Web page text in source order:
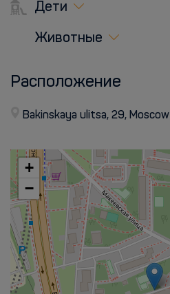
Дети
Животные
Расположение
Bakinskaya ulitsa, 29, Moscow
+
−